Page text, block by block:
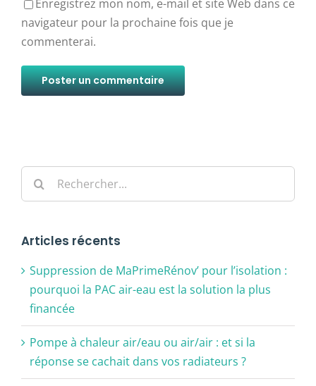
Enregistrez mon nom, e-mail et site Web dans ce
navigateur pour la prochaine fois que je
commenterai.
Articles récents
Suppression de MaPrimeRénov’ pour l’isolation :
pourquoi la PAC air-eau est la solution la plus
financée
Pompe à chaleur air/eau ou air/air : et si la
réponse se cachait dans vos radiateurs ?